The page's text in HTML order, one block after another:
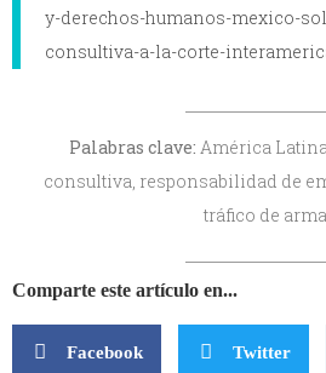
y-derechos-humanos-mexico-
consultiva-a-la-corte-
Palabras clave: América
consultiva, responsabilidad de
tráfico de
Comparte este artículo en...
Facebook Twitter